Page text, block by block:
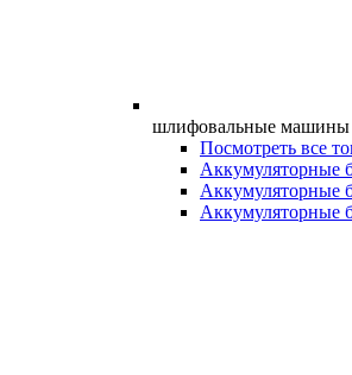
шлифовальные машины
Посмотреть все
Аккумуляторные
Аккумуляторные
Аккумуляторные